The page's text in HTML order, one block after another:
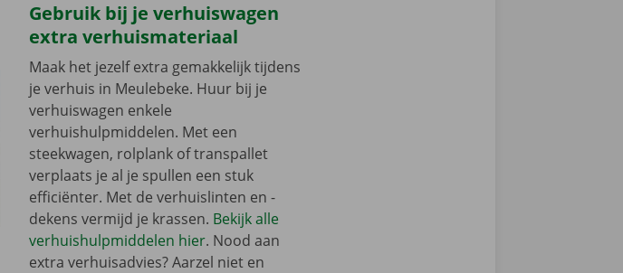
Gebruik bij je verhuiswagen
extra verhuismateriaal
Maak het jezelf extra gemakkelijk tijdens
je verhuis in Meulebeke. Huur bij je
verhuiswagen enkele
verhuishulpmiddelen. Met een
steekwagen, rolplank of transpallet
verplaats je al je spullen een stuk
efficiënter. Met de verhuislinten en -
dekens vermijd je krassen. Bekijk alle
verhuishulpmiddelen hier. Nood aan
extra verhuisadvies? Aarzel niet en